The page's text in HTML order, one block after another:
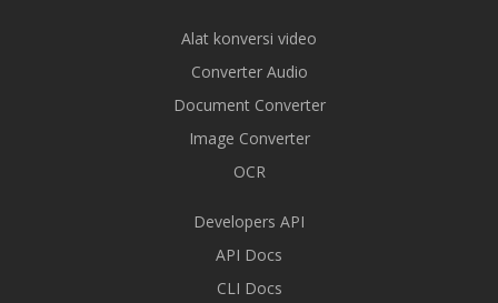
Alat konversi video
Converter Audio
Document Converter
Image Converter
OCR
Developers API
API Docs
CLI Docs